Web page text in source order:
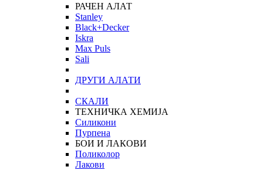
РАЧЕН АЛАТ
Stanley
Black+Decker
Iskra
Max Puls
Sali
ДРУГИ АЛАТИ
СКАЛИ
ТЕХНИЧКА ХЕМИЈА
Силикони
Пурпена
БОИ И ЛАКОВИ
Поликолор
Лакови